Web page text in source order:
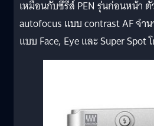
เหมือนกับซีรีส์ PEN รุ่นก่อนหน้า ตั
autofocus แบบ contrast AF จำ
แบบ Face, Eye และ Super